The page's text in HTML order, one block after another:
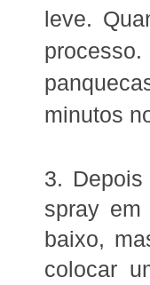
leve.
minutos
3.
spray
baixo,
colocar